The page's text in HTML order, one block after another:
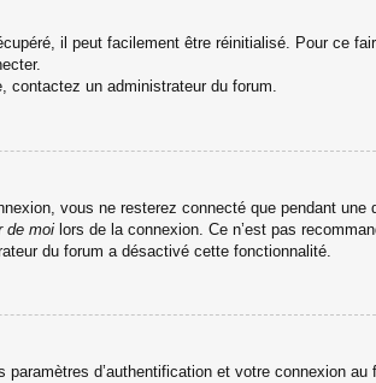
il peut facilement être réinitialisé. Pour ce
contactez un administrateur du forum.
vous ne resterez connecté que pendant
de moi lors de la connexion. Ce n’est pas
du forum a désactivé cette fonctionnalité.
d’authentification et votre connexion